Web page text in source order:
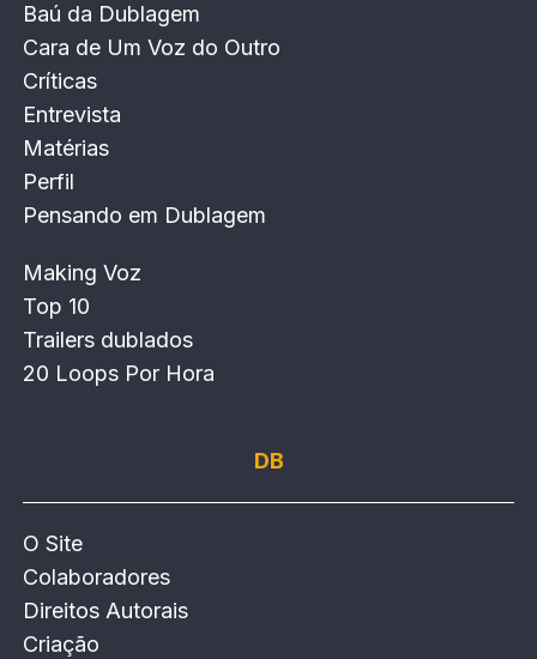
Baú da Dublagem
Cara de Um Voz do Outro
Críticas
Entrevista
Matérias
Perfil
Pensando em Dublagem
Making Voz
Top 10
Trailers dublados
20 Loops Por Hora
DB
O Site
Colaboradores
Direitos Autorais
Criação